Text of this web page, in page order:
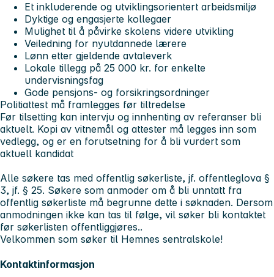
Et inkluderende og utviklingsorientert arbeidsmiljø
Dyktige og engasjerte kollegaer
Mulighet til å påvirke skolens videre utvikling
Veiledning for nyutdannede lærere
Lønn etter gjeldende avtaleverk
Lokale tillegg på 25 000 kr. for enkelte
undervisningsfag
Gode pensjons- og forsikringsordninger
Politiattest må framlegges før tiltredelse
Før tilsetting kan intervju og innhenting av referanser bli
aktuelt. Kopi av vitnemål og attester må legges inn som
vedlegg, og er en forutsetning for å bli vurdert som
aktuell kandidat
Alle søkere tas med offentlig søkerliste, jf. offentleglova §
3, jf. § 25. Søkere som anmoder om å bli unntatt fra
offentlig søkerliste må begrunne dette i søknaden. Dersom
anmodningen ikke kan tas til følge, vil søker bli kontaktet
før søkerlisten offentliggjøres..
Velkommen som søker til Hemnes sentralskole!
Kontaktinformasjon